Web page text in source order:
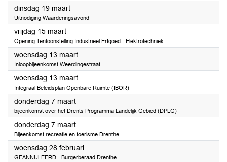
dinsdag 19 maart2024
Uitnodiging Waarderingsavond
vrijdag 15 maart2024
Opening Tentoonstelling Industrieel Erfgoed - Elektrotechniek
woensdag 13 maart2024
Inloopbijeenkomst Weerdingestraat
woensdag 13 maart2024
Integraal Beleidsplan Openbare Ruimte (IBOR)
donderdag 7 maart2024
bijeenkomst over het Drents Programma Landelijk Gebied (DPLG)
donderdag 7 maart2024
Bijeenkomst recreatie en toerisme Drenthe
woensdag 28 februari2024
GEANNULEERD - Burgerberaad Drenthe